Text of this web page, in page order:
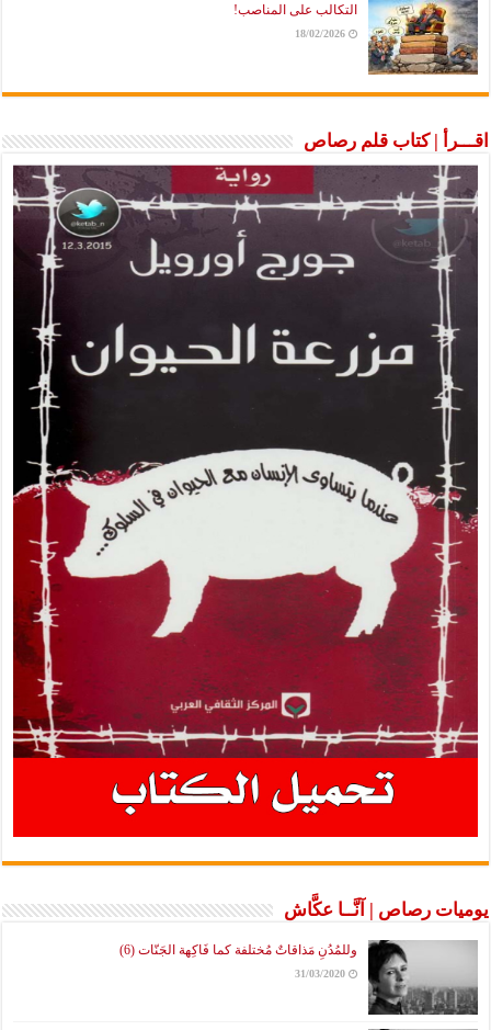
التكالب على المناصب!
18/02/2026
اقـــرأ | كتاب قلم رصاص
يوميات رصاص | آنَّــا عكَّاش
وللمُدُنِ مَذاقاتٌ مُختلفة كما فَاكِهة الجَنّات (6)
31/03/2020